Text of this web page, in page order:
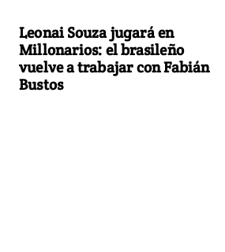
Leonai Souza jugará en
Millonarios: el brasileño
vuelve a trabajar con Fabián
Bustos